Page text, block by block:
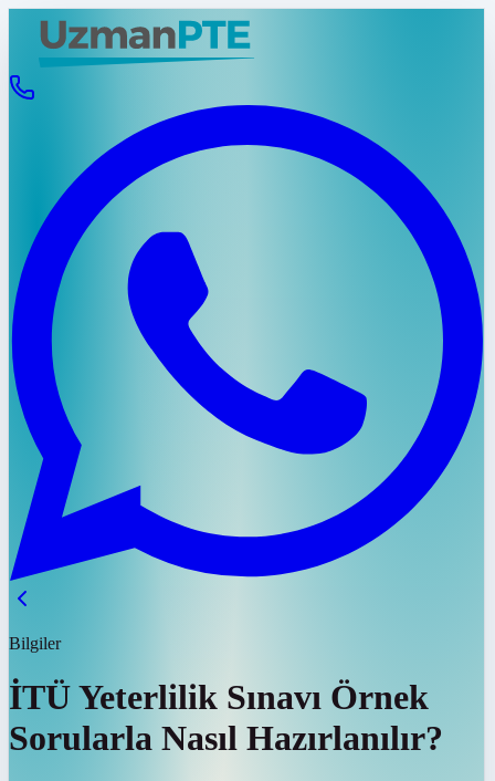
Bilgiler
İTÜ Yeterlilik Sınavı Örnek
Sorularla Nasıl Hazırlanılır?